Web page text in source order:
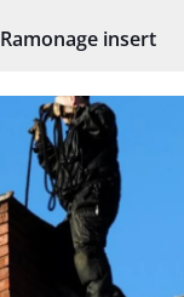
Ramonage insert